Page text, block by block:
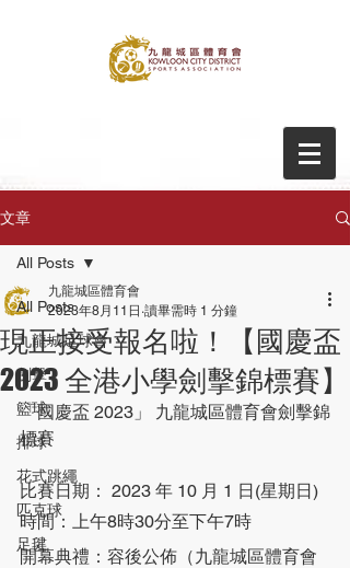
文章
All Posts
九龍城足球會
劍擊
籃球
排球
花式跳繩
匹克球
足毽
All Posts
現正接受報名啦！【國慶盃
2023 全港小學劍擊錦標賽】
九龍城區體育會
2023年8月11日 讀畢需時 1 分鐘
「國慶盃 2023」 九龍城區體育會劍擊錦
標賽
比賽日期： 2023 年 10 月 1 日(星期日)
時間：上午8時30分至下午7時
開幕典禮：容後公佈（九龍城區體育會